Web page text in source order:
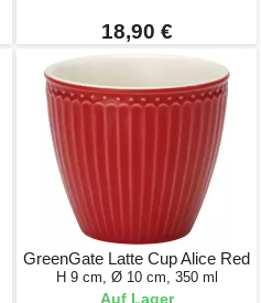
18,90 €
GreenGate Latte Cup Alice Red
H 9 cm, Ø 10 cm, 350 ml
Auf Lager